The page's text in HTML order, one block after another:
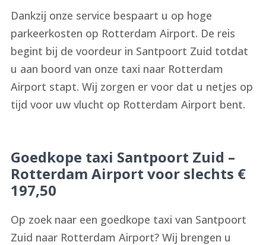
Dankzij onze service bespaart u op hoge
parkeerkosten op Rotterdam Airport. De reis
begint bij de voordeur in Santpoort Zuid totdat
u aan boord van onze taxi naar Rotterdam
Airport stapt. Wij zorgen er voor dat u netjes op
tijd voor uw vlucht op Rotterdam Airport bent.
Goedkope taxi Santpoort Zuid –
Rotterdam Airport voor slechts €
197,50
Op zoek naar een goedkope taxi van Santpoort
Zuid naar Rotterdam Airport? Wij brengen u